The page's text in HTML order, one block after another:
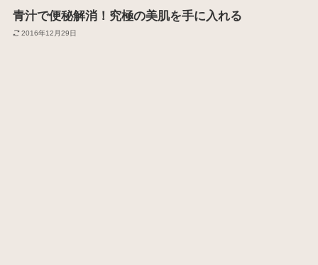
青汁で便秘解消！究極の美肌を手に入れる
2016年12月29日